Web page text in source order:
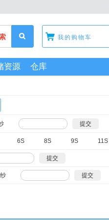
我的购物车
资源 仓库
6S 8S 9S 11S